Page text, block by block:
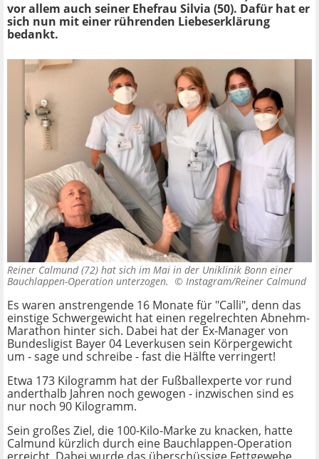
vor allem auch seiner Ehefrau Silvia (50). Dafür hat er
sich nun mit einer rührenden Liebeserklärung
bedankt.
Reiner Calmund (72) hat sich im Mai in der Uniklinik Bonn einer
Bauchlappen-Operation unterzogen. © Instagram/Reiner Calmund
Es waren anstrengende 16 Monate für "Calli", denn das
einstige Schwergewicht hat einen regelrechten Abnehm-
Marathon hinter sich. Dabei hat der Ex-Manager von
Bundesligist Bayer 04 Leverkusen sein Körpergewicht
um - sage und schreibe - fast die Hälfte verringert!
Etwa 173 Kilogramm hat der Fußballexperte vor rund
anderthalb Jahren noch gewogen - inzwischen sind es
nur noch 90 Kilogramm.
Sein großes Ziel, die 100-Kilo-Marke zu knacken, hatte
Calmund kürzlich durch eine Bauchlappen-Operation